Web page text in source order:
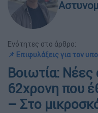
Ενότητες στο άρθρο:
📌 Επιφυλάξεις για τον
Βοιωτία: Νέες
62χρονη που
– Στο